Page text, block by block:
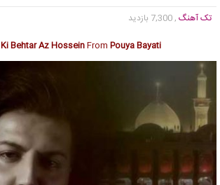
تک آهنگ , 7,300 بازدید
Ki Behtar Az HosseinFrom Pouya Bayati